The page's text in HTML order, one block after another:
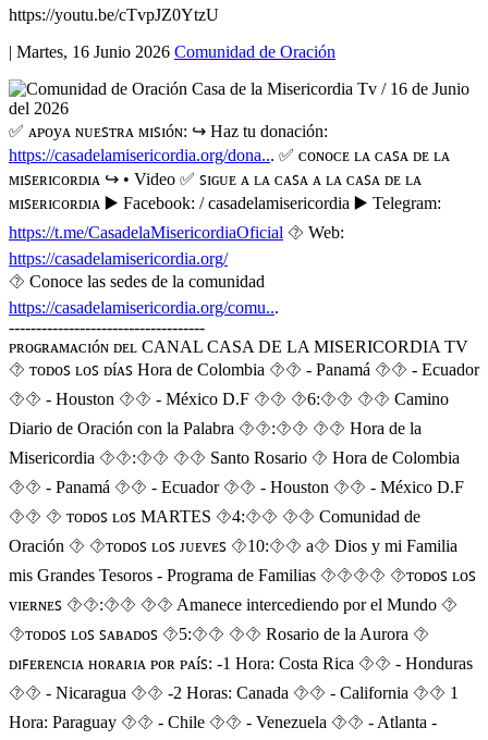
https://youtu.be/cTvpJZ0YtzU
| Martes, 16 Junio 2026 Comunidad de Oración
✅ ᴀᴩᴏyᴀ ɴᴜᴇꜱᴛʀᴀ ᴍɪꜱɪóɴ: ↪️ Haz tu donación:
https://casadelamisericordia.org/dona... ✅ ᴄᴏɴᴏᴄᴇ ʟᴀ ᴄᴀꜱᴀ ᴅᴇ ʟᴀ
ᴍɪꜱᴇʀɪᴄᴏʀᴅɪᴀ ↪️ • Video ✅ ꜱɪɢᴜᴇ ᴀ ʟᴀ ᴄᴀꜱᴀ ᴀ ʟᴀ ᴄᴀꜱᴀ ᴅᴇ ʟᴀ
ᴍɪꜱᴇʀɪᴄᴏʀᴅɪᴀ ▶️ Facebook: / casadelamisericordia ▶️ Telegram:
https://t.me/CasadelaMisericordiaOficial ⯑️ Web:
https://casadelamisericordia.org/
⯑ Conoce las sedes de la comunidad
https://casadelamisericordia.org/comu...
------------------------------------
ᴩʀᴏɢʀᴀᴍᴀᴄɪóɴ ᴅᴇʟ CANAL CASA DE LA MISERICORDIA TV
⯑ ᴛᴏᴅᴏꜱ ʟᴏꜱ ᴅíᴀꜱ Hora de Colombia ⯑⯑ - Panamá ⯑⯑ - Ecuador
⯑⯑ - Houston ⯑⯑ - México D.F ⯑⯑ ⯑6:⯑⯑ ⯑⯑ Camino
Diario de Oración con la Palabra ⯑⯑:⯑⯑ ⯑⯑ Hora de la
Misericordia ⯑⯑:⯑⯑ ⯑⯑ Santo Rosario ⯑ Hora de Colombia
⯑⯑ - Panamá ⯑⯑ - Ecuador ⯑⯑ - Houston ⯑⯑ - México D.F
⯑⯑ ⯑ ᴛᴏᴅᴏꜱ ʟᴏꜱ MARTES ⯑4:⯑⯑ ⯑⯑ Comunidad de
Oración ⯑ ⯑ᴛᴏᴅᴏꜱ ʟᴏꜱ ᴊᴜᴇᴠᴇꜱ ⯑10:⯑⯑ a⯑ Dios y mi Familia
mis Grandes Tesoros - Programa de Familias ⯑‍⯑‍⯑‍⯑ ⯑ᴛᴏᴅᴏꜱ ʟᴏꜱ
ᴠɪᴇʀɴᴇꜱ ⯑⯑:⯑⯑ ⯑⯑ Amanece intercediendo por el Mundo ⯑
⯑ᴛᴏᴅᴏꜱ ʟᴏꜱ ꜱᴀʙᴀᴅᴏꜱ ⯑5:⯑⯑ ⯑⯑ Rosario de la Aurora ⯑
ᴅɪꜰᴇʀᴇɴᴄɪᴀ ʜᴏʀᴀʀɪᴀ ᴩᴏʀ ᴩᴀíꜱ: -1 Hora: Costa Rica ⯑⯑ - Honduras
⯑⯑ - Nicaragua ⯑⯑ -2 Horas: Canada ⯑⯑ - California ⯑⯑ 1
Hora: Paraguay ⯑⯑ - Chile ⯑⯑ - Venezuela ⯑⯑ - Atlanta -